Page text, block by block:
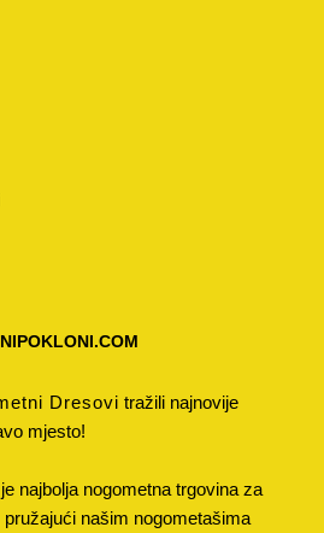
Dresovi tražili najnovije
mjesto!
najbolja nogometna trgovina za
našim nogometašima